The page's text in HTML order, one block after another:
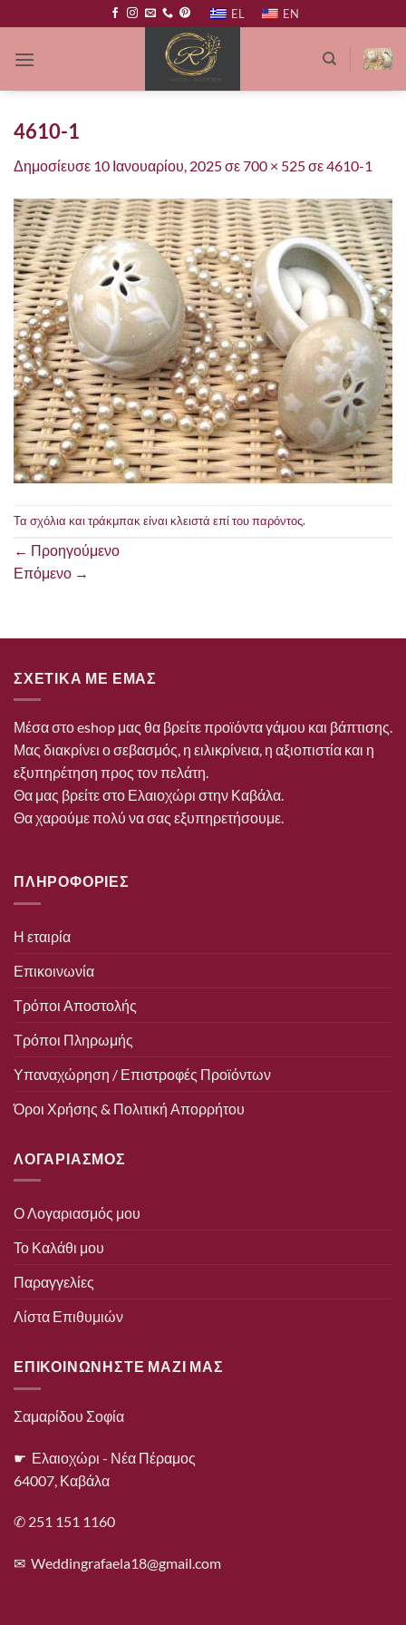
στο
περιεχόμενο
EL EN
4610-1
Δημοσίευσε 10 Ιανουαρίου, 2025σε700 × 525σε4610-1
Τα σχόλια και τράκμπακ είναι κλειστά επί του παρόντος.
← Προηγούμενο
Επόμενο →
ΣΧΕΤΙΚΑ ΜΕ ΕΜΑΣ
Μέσα στο eshop μας θα βρείτε προϊόντα γάμου και βάπτισης.
Μας διακρίνει ο σεβασμός, η ειλικρίνεια, η αξιοπιστία και η
εξυπηρέτηση προς τον πελάτη.
Θα μας βρείτε στο Ελαιοχώρι στην Καβάλα.
Θα χαρούμε πολύ να σας εξυπηρετήσουμε.
ΠΛΗΡΟΦΟΡΙΕΣ
Η εταιρία
Επικοινωνία
Τρόποι Αποστολής
Τρόποι Πληρωμής
Υπαναχώρηση / Επιστροφές Προϊόντων
Όροι Χρήσης & Πολιτική Απορρήτου
ΛΟΓΑΡΙΑΣΜΟΣ
Ο Λογαριασμός μου
Το Καλάθι μου
Παραγγελίες
Λίστα Επιθυμιών
ΕΠΙΚΟΙΝΩΝΗΣΤΕ ΜΑΖΙ ΜΑΣ
Σαμαρίδου Σοφία
☛ Ελαιοχώρι - Νέα Πέραμος
64007, Καβάλα
✆ 251 151 1160
✉ Weddingrafaela18@gmail.com